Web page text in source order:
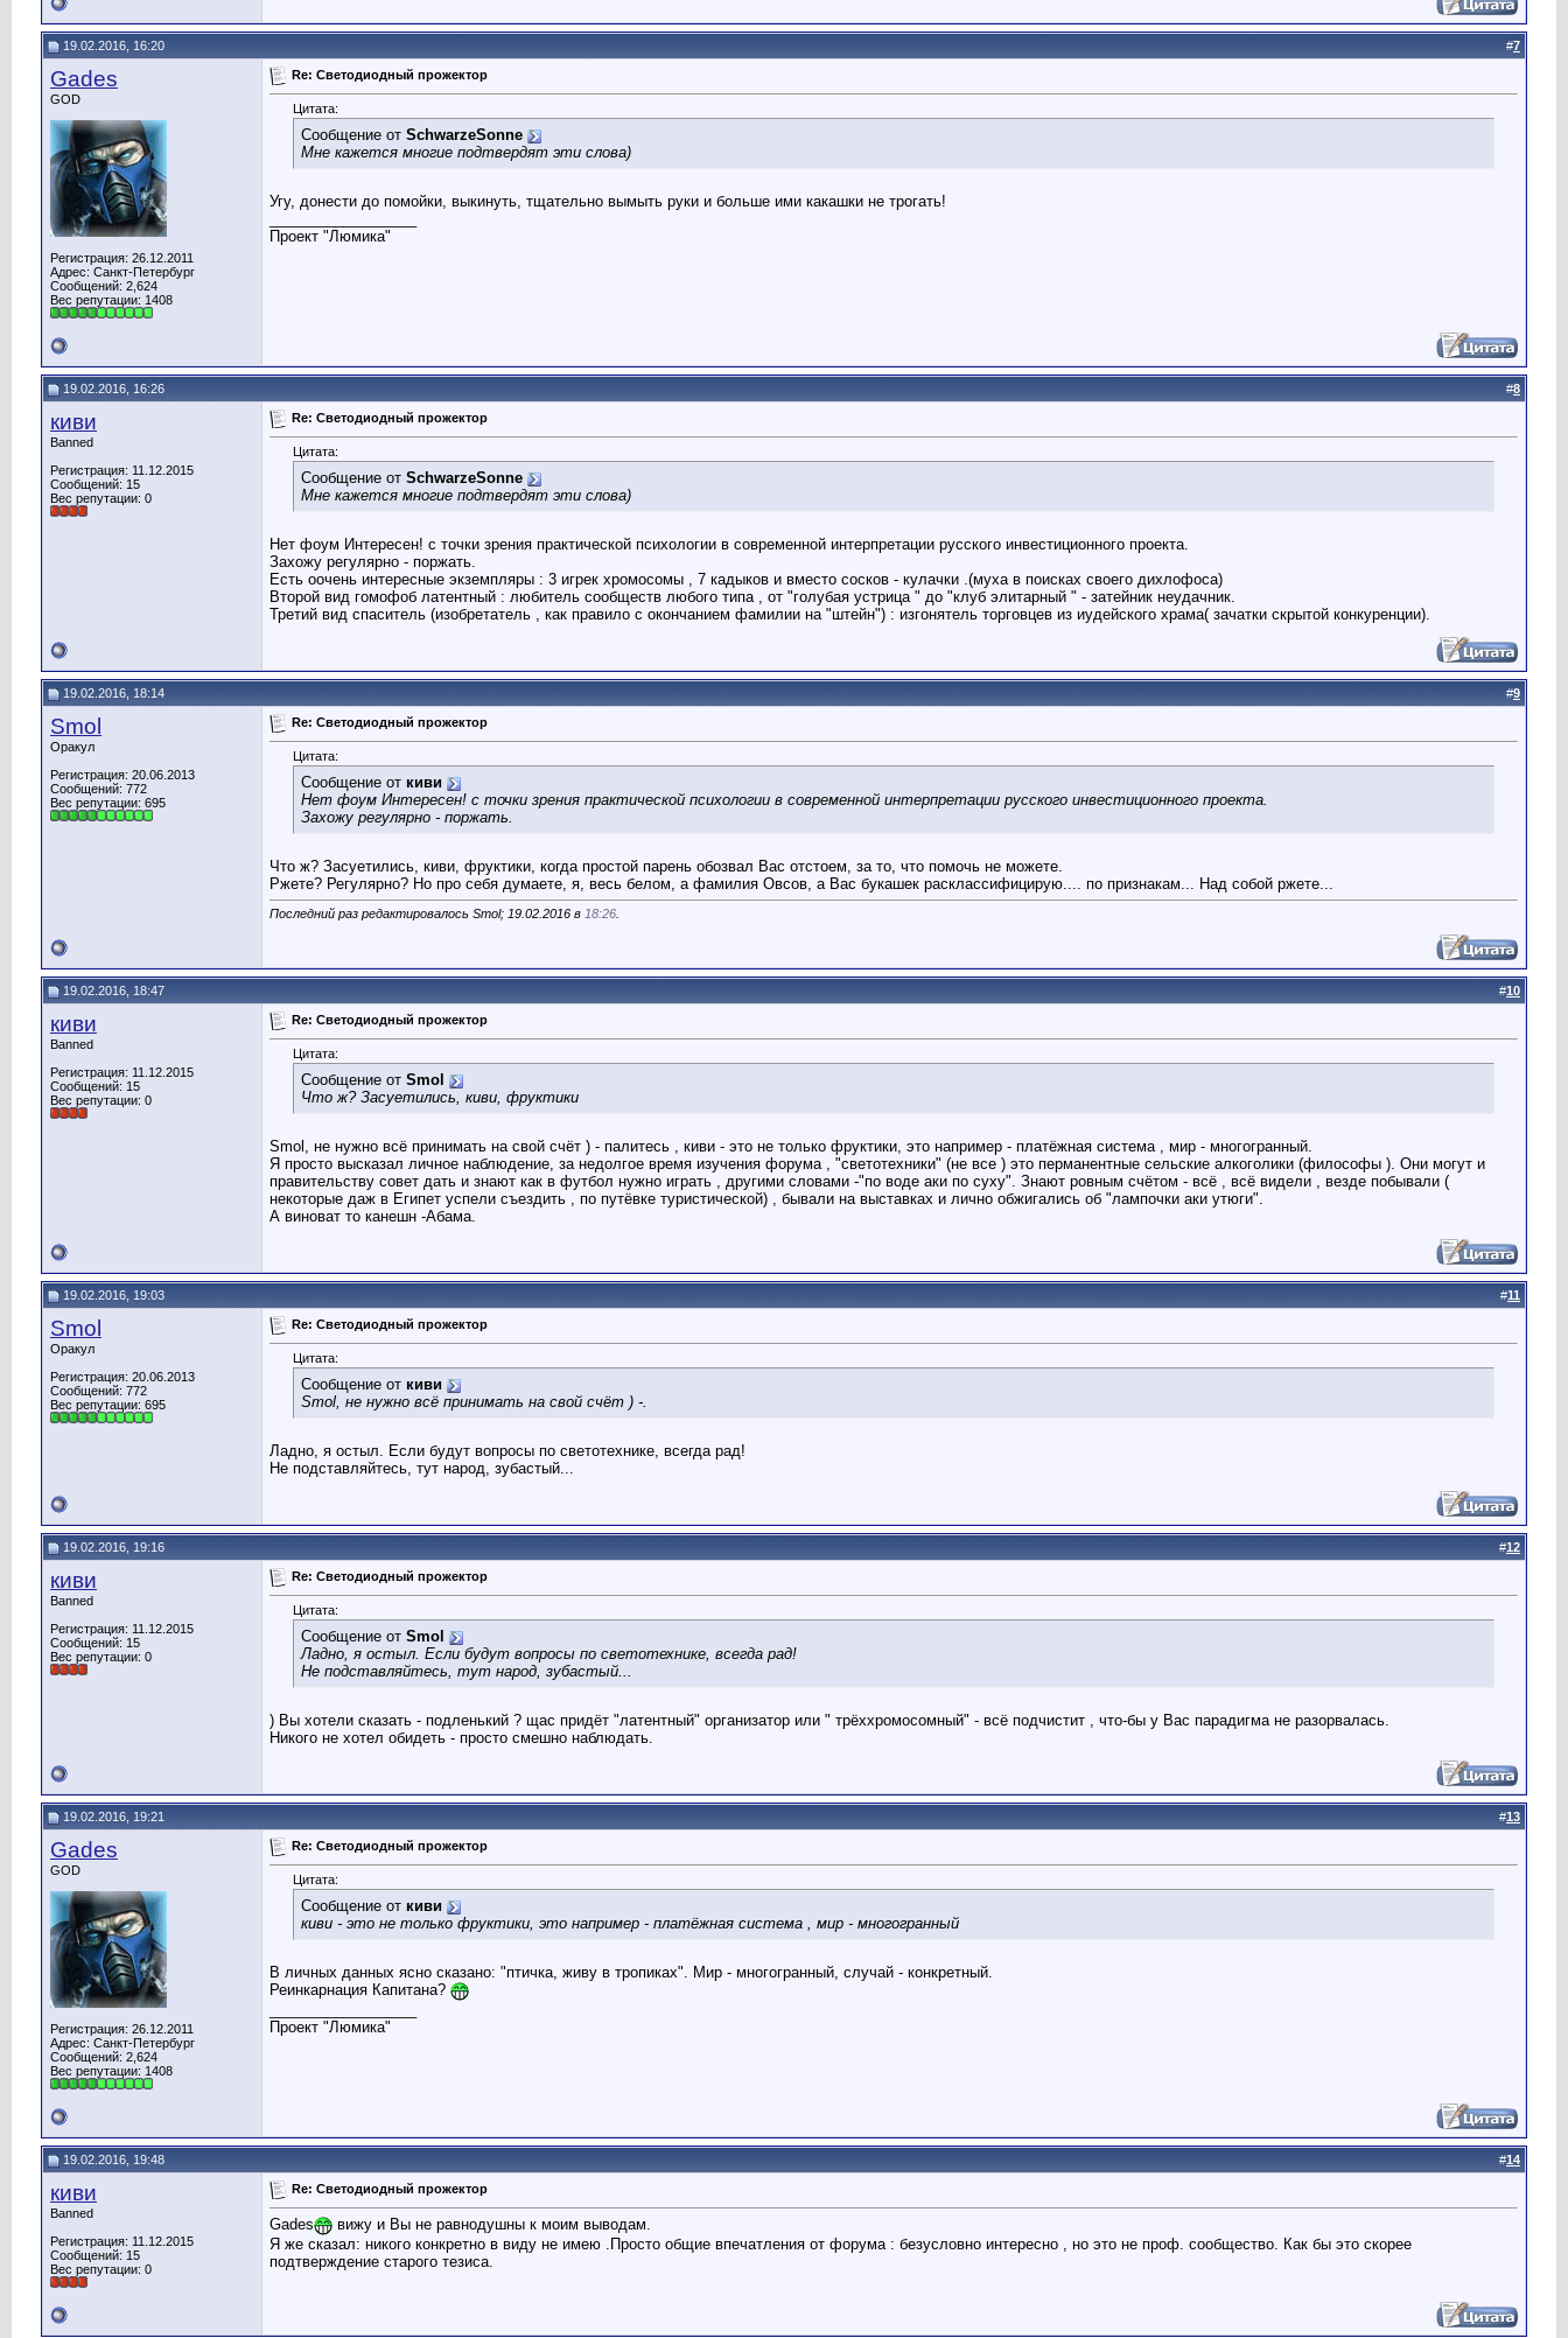
19.02.2016, 16:20 #7
Gades
GOD
Регистрация: 26.12.2011
Адрес: Санкт-Петербург
Сообщений: 2,624
Вес репутации: 1408
Re: Светодиодный прожектор
Цитата:
Сообщение от SchwarzeSonne
Мне кажется многие подтвердят эти слова)
Угу, донести до помойки, выкинуть, тщательно вымыть руки и больше ими какашки не трогать!
Проект "Люмика"
19.02.2016, 16:26 #8
киви
Banned
Регистрация: 11.12.2015
Сообщений: 15
Вес репутации: 0
Re: Светодиодный прожектор
Цитата:
Сообщение от SchwarzeSonne
Мне кажется многие подтвердят эти слова)
Нет фоум Интересен! с точки зрения практической психологии в современной интерпретации русского инвестиционного проекта.
Захожу регулярно - поржать.
Есть оочень интересные экземпляры : 3 игрек хромосомы , 7 кадыков и вместо сосков - кулачки .(муха в поисках своего дихлофоса)
Второй вид гомофоб латентный : любитель сообществ любого типа , от "голубая устрица " до "клуб элитарный " - затейник неудачник.
Третий вид спаситель (изобретатель , как правило с окончанием фамилии на "штейн") : изгонятель торговцев из иудейского храма( зачатки скрытой конкуренции).
19.02.2016, 18:14 #9
Smol
Оракул
Регистрация: 20.06.2013
Сообщений: 772
Вес репутации: 695
Re: Светодиодный прожектор
Цитата:
Сообщение от киви
Нет фоум Интересен! с точки зрения практической психологии в современной интерпретации русского инвестиционного проекта.
Захожу регулярно - поржать.
Что ж? Засуетились, киви, фруктики, когда простой парень обозвал Вас отстоем, за то, что помочь не можете.
Ржете? Регулярно? Но про себя думаете, я, весь белом, а фамилия Овсов, а Вас букашек расклассифицирую.... по признакам... Над собой ржете...
Последний раз редактировалось Smol; 19.02.2016 в 18:26
19.02.2016, 18:47 #10
киви
Banned
Регистрация: 11.12.2015
Сообщений: 15
Вес репутации: 0
Re: Светодиодный прожектор
Цитата:
Сообщение от Smol
Что ж? Засуетились, киви, фруктики
Smol, не нужно всё принимать на свой счёт ) - палитесь , киви - это не только фруктики, это например - платёжная система , мир - многогранный.
Я просто высказал личное наблюдение, за недолгое время изучения форума , "светотехники" (не все ) это перманентные сельские алкоголики (философы ). Они могут и
правительству совет дать и знают как в футбол нужно играть , другими словами -"по воде аки по суху". Знают ровным счётом - всё , всё видели , везде побывали (
некоторые даж в Египет успели съездить , по путёвке туристической) , бывали на выставках и лично обжигались об "лампочки аки утюги".
А виноват то канешн -Абама.
19.02.2016, 19:03 #11
Smol
Оракул
Регистрация: 20.06.2013
Сообщений: 772
Вес репутации: 695
Re: Светодиодный прожектор
Цитата:
Сообщение от киви
Smol, не нужно всё принимать на свой счёт ) -.
Ладно, я остыл. Если будут вопросы по светотехнике, всегда рад!
Не подставляйтесь, тут народ, зубастый...
19.02.2016, 19:16 #12
киви
Banned
Регистрация: 11.12.2015
Сообщений: 15
Вес репутации: 0
Re: Светодиодный прожектор
Цитата:
Сообщение от Smol
Ладно, я остыл. Если будут вопросы по светотехнике, всегда рад!
Не подставляйтесь, тут народ, зубастый...
) Вы хотели сказать - подленький ? щас придёт "латентный" организатор или " трёххромосомный" - всё подчистит , что-бы у Вас парадигма не разорвалась.
Никого не хотел обидеть - просто смешно наблюдать.
19.02.2016, 19:21 #13
Gades
GOD
Регистрация: 26.12.2011
Адрес: Санкт-Петербург
Сообщений: 2,624
Вес репутации: 1408
Re: Светодиодный прожектор
Цитата:
Сообщение от киви
киви - это не только фруктики, это например - платёжная система , мир - многогранный
В личных данных ясно сказано: "птичка, живу в тропиках". Мир - многогранный, случай - конкретный.
Реинкарнация Капитана?
Проект "Люмика"
19.02.2016, 19:48 #14
киви
Banned
Регистрация: 11.12.2015
Сообщений: 15
Вес репутации: 0
Re: Светодиодный прожектор
Gades
вижу и Вы не равнодушны к моим выводам.
Я же сказал: никого конкретно в виду не имею .Просто общие впечатления от форума : безусловно интересно , но это не проф. сообщество. Как бы это скорее
подтверждение старого тезиса.